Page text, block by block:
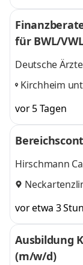
für BWL/
d)
Deutsche
Vermittlungs AG
Kirchheim
Stuttgart,
vor 5 Tagen
Hirschmann
vor etwa 3
Ausbildung
(m/w/d)